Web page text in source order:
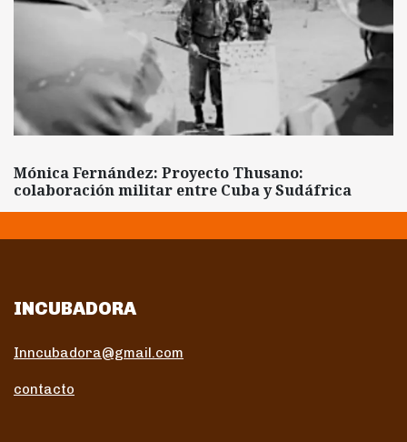
Mónica Fernández: Proyecto Thusano:
colaboración militar entre Cuba y Sudáfrica
INCUBADORA
Inncubadora@gmail.com
contacto